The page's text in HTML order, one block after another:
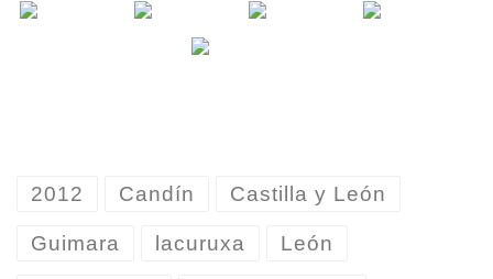
2012 Candín Castilla y León
Guimara lacuruxa León